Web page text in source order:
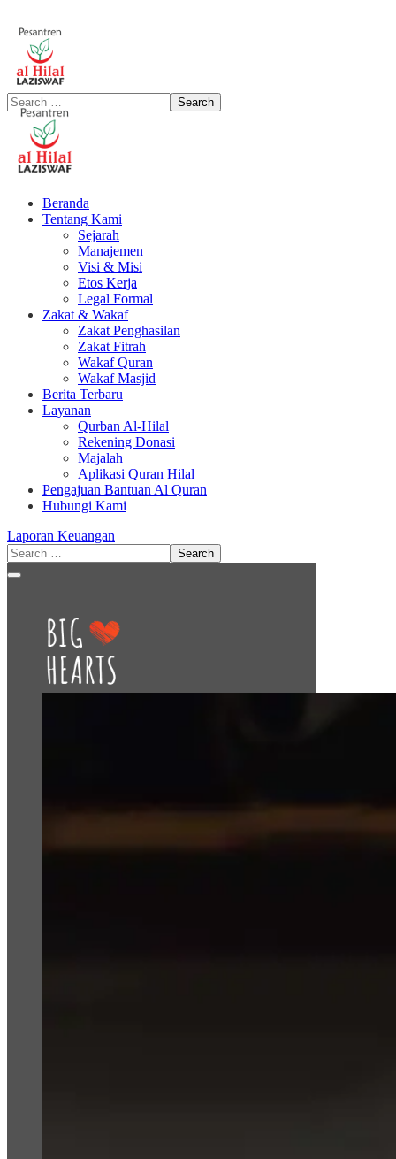
Beranda
Tentang Kami
Sejarah
Manajemen
Visi & Misi
Etos Kerja
Legal Formal
Zakat & Wakaf
Zakat Penghasilan
Zakat Fitrah
Wakaf Quran
Wakaf Masjid
Berita Terbaru
Layanan
Qurban Al-Hilal
Rekening Donasi
Majalah
Aplikasi Quran Hilal
Pengajuan Bantuan Al Quran
Hubungi Kami
Laporan Keuangan